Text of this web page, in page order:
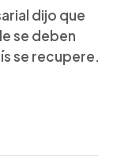
dijo que
se deben
se recupere.